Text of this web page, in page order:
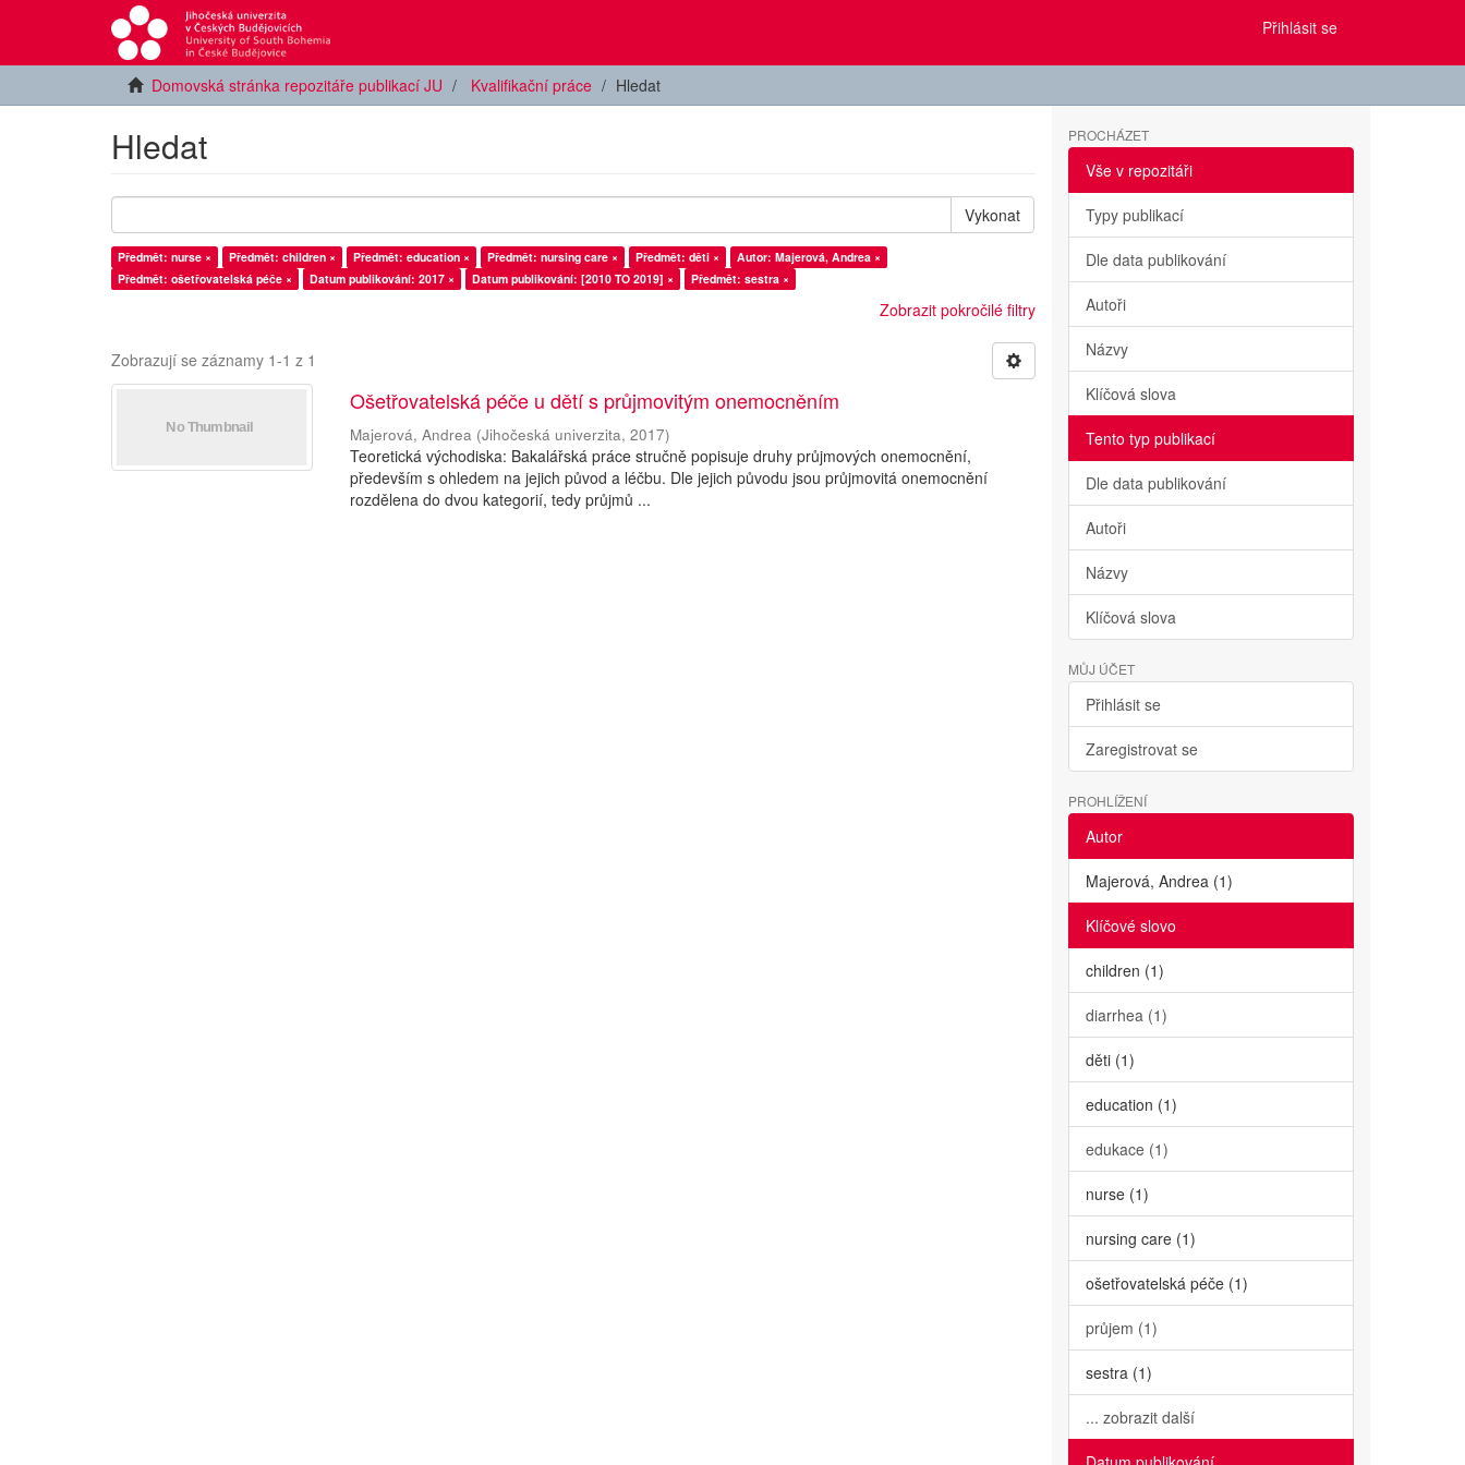
Přihlásit se
Domovská stránka repozitáře publikací JU Kvalifikační práce Hledat
Hledat
Vykonat
Předmět: nurse × Předmět: children × Předmět: education × Předmět: nursing care × Předmět: děti ×
Autor: Majerová, Andrea ×
Předmět: ošetřovatelská péče ×
Datum publikování: 2017 × Datum publikování: [2010 TO 2019] × Předmět: sestra ×
Zobrazit pokročilé filtry
Zobrazují se záznamy 1-1 z 1
Ošetřovatelská péče u dětí s průjmovitým onemocněním
Majerová, Andrea (Jihočeská univerzita,2017)
Teoretická východiska: Bakalářská práce stručně popisuje druhy průjmových onemocnění,
především s ohledem na jejich původ a léčbu. Dle jejich původu jsou průjmovitá onemocnění
rozdělena do dvou kategorií, tedy průjmů ...
PROCHÁZET
Vše v repozitáři
Typy publikací
Dle data publikování
Autoři
Názvy
Klíčová slova
Tento typ publikací
Dle data publikování
Autoři
Názvy
Klíčová slova
MŮJ ÚČET
Přihlásit se
Zaregistrovat se
PROHLÍŽENÍ
Autor
Majerová, Andrea (1)
Klíčové slovo
children (1)
diarrhea (1)
děti (1)
education (1)
edukace (1)
nurse (1)
nursing care (1)
ošetřovatelská péče (1)
průjem (1)
sestra (1)
... zobrazit další